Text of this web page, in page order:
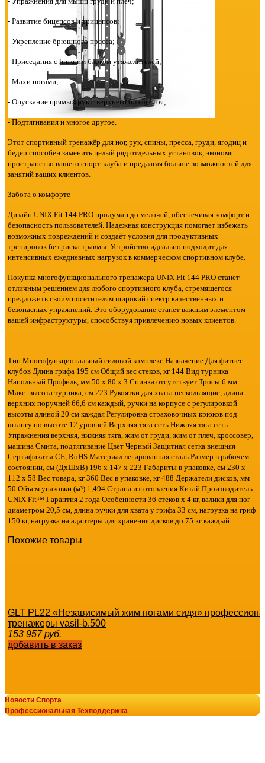
- Развитие бицепсов и трицепсов;
- Укрепление брюшного пресса;
- Приседания с нижним блоком утяжелителей;
- Махи ногами;
- Опускание прямых рук с верхнего блока стоя;
- Подтягивания и многое другое.
Этот спортивный тренажёр для ног, рук, спины, пресса, груди, ягодиц и
бедер способен заменить целый ряд отдельных установок, экономя
пространство вашего спорт-клуба и предлагая больше возможностей для
занятий ваших клиентов.
Забота о комфорте
Дизайн UNIX Fit 144 PRO продуман до мелочей, обеспечивая комфорт и
безопасность пользователей. Надежная конструкция помогает избежать
возможных повреждений и создаёт условия для продуктивных
тренировок без риска травмы. Устройство идеально подходит для
интенсивных ежедневных нагрузок в коммерческом спортивном клубе.
Покупка многофункционального тренажера UNIX Fit 144 PRO станет
отличным решением для любого спортивного клуба, стремящегося
предложить своим посетителям широкий спектр качественных и
безопасных упражнений. Это оборудование станет важным элементом
вашей инфраструктуры, способствуя привлечению новых клиентов.
Тип Многофункциональный силовой комплекс Назначение Для фитнес-
клубов Длина грифа 195 см Общий вес стеков, кг 144 Вид турника
Напольный Профиль, мм 50 х 80 х 3 Спинка отсутствует Тросы 6 мм
Макс. высота турника, см 223 Рукоятки для хвата нескользящие, длина
верхних поручней 66,6 см каждый, ручки на корпусе с регулировкой
высоты длиной 20 см каждая Регулировка страховочных крюков под
штангу по высоте 12 уровней Верхняя тяга есть Нижняя тяга есть
Упражнения верхняя, нижняя тяга, жим от груди, жим от плеч, кроссовер,
машина Смита, подтягивание Цвет Черный Защитная сетка внешняя
Сертификаты CE, RoHS Материал легированная сталь Размер в рабочем
состоянии, см (ДхШхВ) 196 х 147 х 223 Габариты в упаковке, см 230 х
112 х 58 Вес товара, кг 360 Вес в упаковке, кг 488 Держатели дисков, мм
50 Объем упаковки (м³) 1,494 Страна изготовления Китай Производитель
UNIX Fit™ Гарантия 2 года Особенности 36 стеков х 4 кг, валики для ног
диаметром 20,5 см, длина ручки для хвата у грифа 33 см, нагрузка на гриф
150 кг, нагрузка на адаптеры для хранения дисков до 75 кг каждый
Похожие товары
GLT PL22 «Независимый жим ногами сидя»
тренажеры vasil-b.500
153 957 руб.
добавить в заказ
Жим от груди профессиональный BRONZE GYM
Новости Спорта
Профессиональная Техподдержка